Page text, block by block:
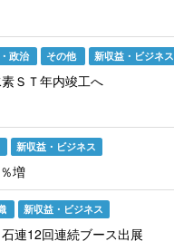
政治 その他 新収益・ビジネス
ＳＴ年内竣工へ
新収益・ビジネス
増
新収益・ビジネス
連12回連続ブース出展